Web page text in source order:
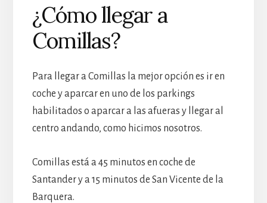
¿Cómo llegar a
Comillas?
Para llegar a Comillas la mejor opción es ir en
coche y aparcar en uno de los parkings
habilitados o aparcar a las afueras y llegar al
centro andando, como hicimos nosotros.
Comillas está a 45 minutos en coche de
Santander y a 15 minutos de San Vicente de la
Barquera.